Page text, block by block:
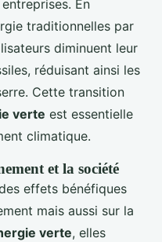
En
traditionnelles par
diminuent leur
réduisant ainsi les
Cette transition
verte est essentielle
climatique.
et la société
effets bénéfiques
mais aussi sur la
verte, elles